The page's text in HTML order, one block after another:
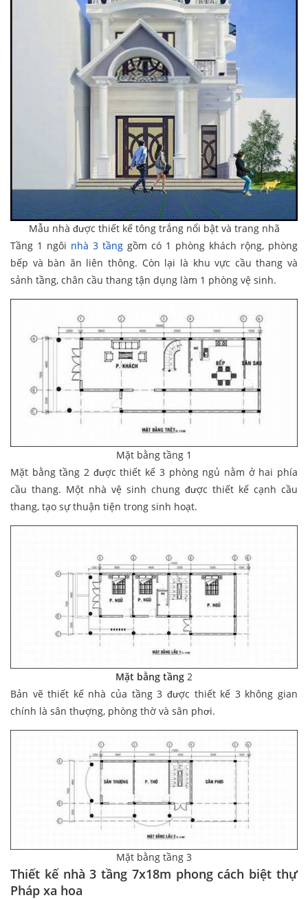
Mẫu nhà được thiết kế tông trắng nổi bật và trang nhã
Tầng 1 ngôi nhà 3 tầng gồm có 1 phòng khách rộng, phòng
bếp và bàn ăn liên thông. Còn lại là khu vực cầu thang và
sảnh tầng, chân cầu thang tận dụng làm 1 phòng vệ sinh.
Mặt bằng tầng 1
Mặt bằng tầng 2 được thiết kế 3 phòng ngủ nằm ở hai phía
cầu thang. Một nhà vệ sinh chung được thiết kế cạnh cầu
thang, tạo sự thuận tiện trong sinh hoạt.
Mặt bằng tầng 2
Bản vẽ thiết kế nhà của tầng 3 được thiết kế 3 không gian
chính là sân thượng, phòng thờ và sân phơi.
Mặt bằng tầng 3
Thiết kế nhà 3 tầng 7x18m phong cách biệt thự
Pháp xa hoa